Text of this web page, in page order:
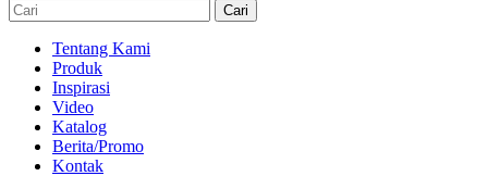
Cari
Tentang Kami
Produk
Inspirasi
Video
Katalog
Berita/Promo
Kontak